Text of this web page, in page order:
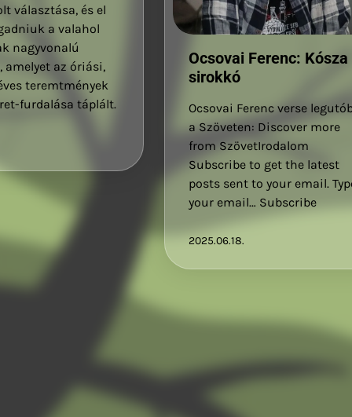
választása, és el
a valahol
nagyvonalú
amelyet az óriási,
teremtmények
furdalása táplált.
Ocsovai Ferenc: Kósza
sirokkó
Ocsovai Ferenc verse
a Szöveten: Discover more
from SzövetIrodalom
Subscribe to get the latest
posts sent to your email.
your email… Subscribe
2025.06.18.